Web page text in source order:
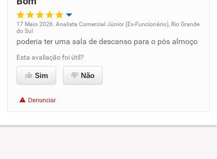
Oportunidade de promoção
Ambiente de trabalho
Conciliação com a vida familiar
17 Maio 2026. Analista Comercial Júnior (Ex-Funcionário), Rio Grande
do Sul
poderia ter uma sala de descanso para o pós almoço
Esta avaliação foi útil?
Sim Não
Denunciar